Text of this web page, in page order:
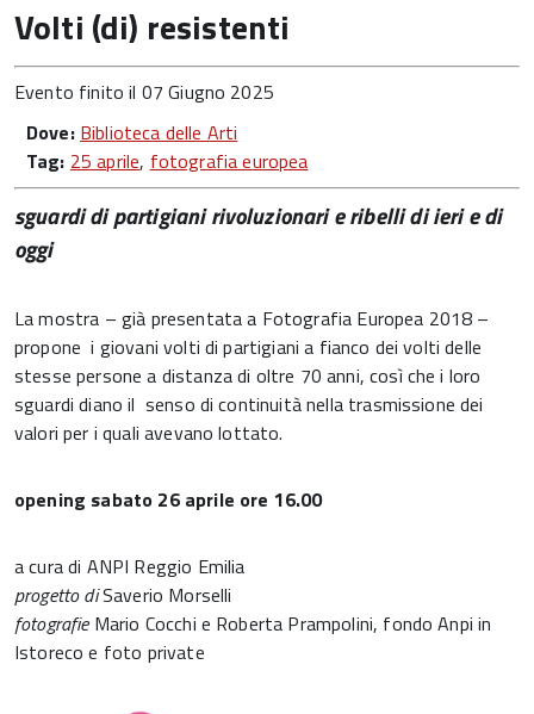
Volti (di) resistenti
Evento finito il 07 Giugno 2025
Dove: Biblioteca delle Arti
Tag: 25 aprile, fotografia europea
sguardi di partigiani rivoluzionari e ribelli di ieri e di
oggi
La mostra – già presentata a Fotografia Europea 2018 –
propone i giovani volti di partigiani a fianco dei volti delle
stesse persone a distanza di oltre 70 anni, così che i loro
sguardi diano il senso di continuità nella trasmissione dei
valori per i quali avevano lottato.
opening sabato 26 aprile ore 16.00
a cura di ANPI Reggio Emilia
progetto diSaverio Morselli
fotografieMario Cocchi e Roberta Prampolini, fondo Anpi in
Istoreco e foto private